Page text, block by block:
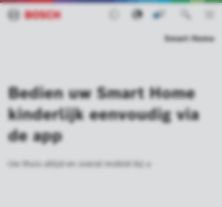
Smart Home
Bedien uw Smart Home
kinderlijk eenvoudig via
de app
Uw thuis altijd en overal mobiel bij u